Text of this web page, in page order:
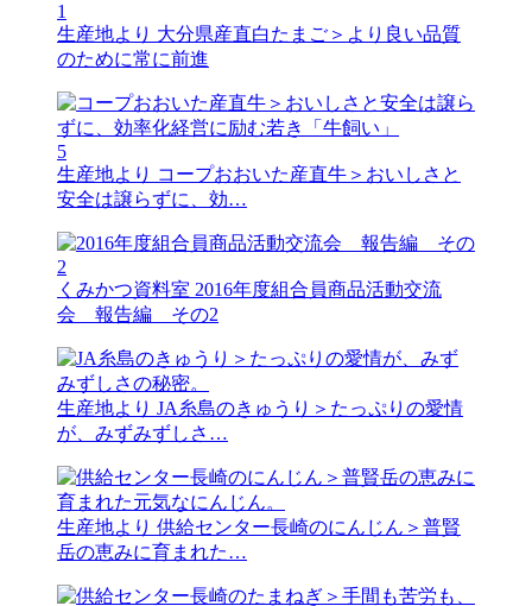
1
生産地より 大分県産直白たまご＞より良い品質
のために常に前進
5
生産地より コープおおいた産直牛＞おいしさと
安全は譲らずに、効…
くみかつ資料室 2016年度組合員商品活動交流
会 報告編 その2
生産地より JA糸島のきゅうり＞たっぷりの愛情
が、みずみずしさ…
生産地より 供給センター長崎のにんじん＞普賢
岳の恵みに育まれた…